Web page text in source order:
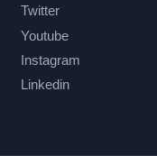
Twitter
Youtube
Instagram
Linkedin